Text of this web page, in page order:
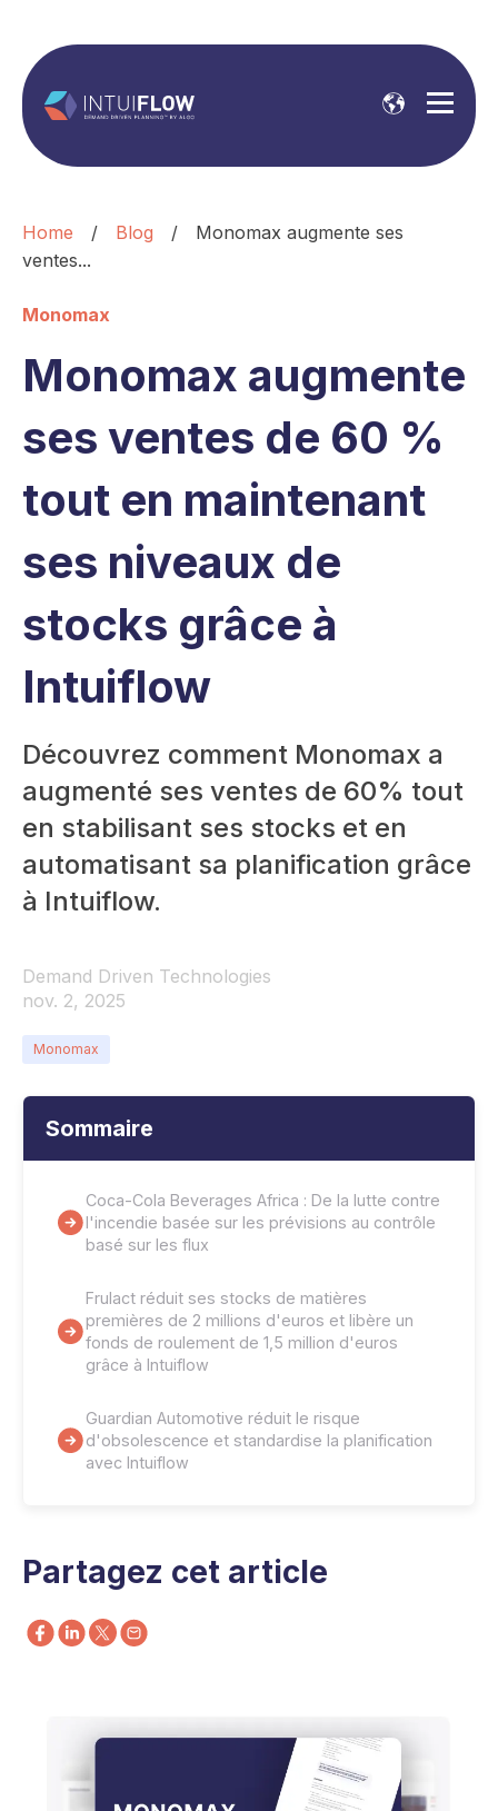
Home / Blog / Monomax augmente ses
ventes...
Monomax
Monomax augmente
ses ventes de 60 %
tout en maintenant
ses niveaux de
stocks grâce à
Intuiflow
Découvrez comment Monomax a
augmenté ses ventes de 60% tout
en stabilisant ses stocks et en
automatisant sa planification grâce
à Intuiflow.
Demand Driven Technologies
nov. 2, 2025
Monomax
Sommaire
Coca-Cola Beverages Africa : De la lutte contre
l'incendie basée sur les prévisions au contrôle
basé sur les flux
Frulact réduit ses stocks de matières
premières de 2 millions d'euros et libère un
fonds de roulement de 1,5 million d'euros
grâce à Intuiflow
Guardian Automotive réduit le risque
d'obsolescence et standardise la planification
avec Intuiflow
Partagez cet article